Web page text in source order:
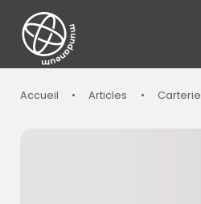
Skip to main content
Accueil • Articles • Carterie